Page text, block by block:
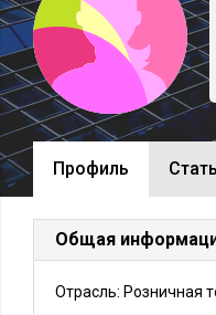
Профиль
Общая
Отрасль: Розничная